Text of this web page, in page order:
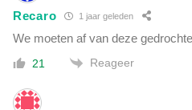
Recaro 1 jaar geleden
We moeten af van deze
21 Reageer